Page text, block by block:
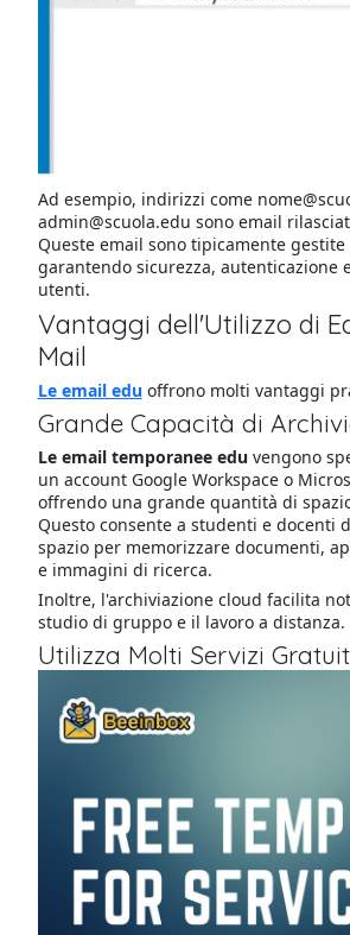
Ad esempio, indirizzi come
admin@scuola.edu sono email
Queste email sono tipicamente
garantendo sicurezza, autenticazione
utenti.
Vantaggi dell'Utilizzo di
Mail
Le email eduoffrono molti vantaggi
Grande Capacità di
Le email temporanee eduvengono
un account Google Workspace o
offrendo una grande quantità di
Questo consente a studenti e docenti
spazio per memorizzare documenti,
e immagini di ricerca.
Inoltre, l'archiviazione cloud facilita
studio di gruppo e il lavoro a distanza.
Utilizza Molti Servizi